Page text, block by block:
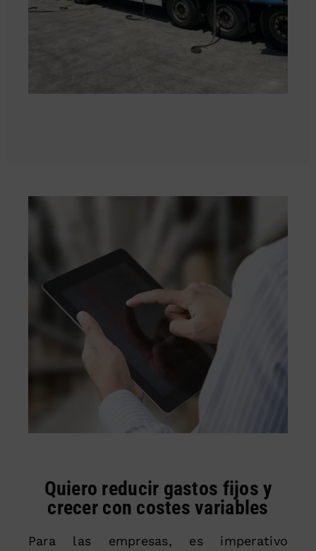
Quiero reducir gastos fijos y
crecer con costes variables
Para las empresas, es imperativo